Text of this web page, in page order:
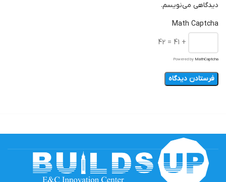
دیدگاهی می‌نویسم.
Math Captcha
+ 41 = 42
Powered by MathCaptcha